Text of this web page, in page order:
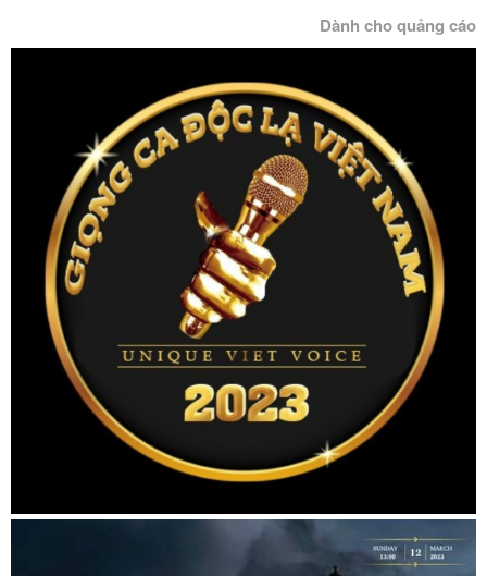
Dành cho quảng cáo